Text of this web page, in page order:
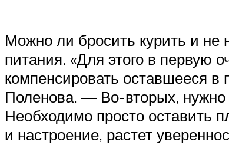
Можно ли бросить курить и
питания. «Для этого в первую
компенсировать оставшееся
Поленова. — Во-вторых, нужно
Необходимо просто оставить
и настроение, растет